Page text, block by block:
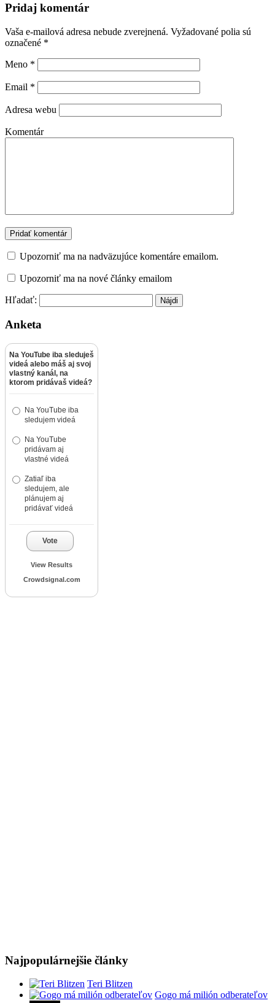
Pridaj komentár
Vaša e-mailová adresa nebude zverejnená. Vyžadované polia sú
označené *
Meno *
Email *
Adresa webu
Komentár
Upozorniť ma na nadväzujúce komentáre emailom.
Upozorniť ma na nové články emailom
Hľadať:
Anketa
Na YouTube iba sleduješ
videá alebo máš aj svoj
vlastný kanál, na
ktorom pridávaš videá?
Na YouTube iba
sledujem videá
Na YouTube
pridávam aj
vlastné videá
Zatiaľ iba
sledujem, ale
plánujem aj
pridávať videá
Vote
View Results
Crowdsignal.com
Najpopulárnejšie články
Teri Blitzen
Gogo má milión odberateľov